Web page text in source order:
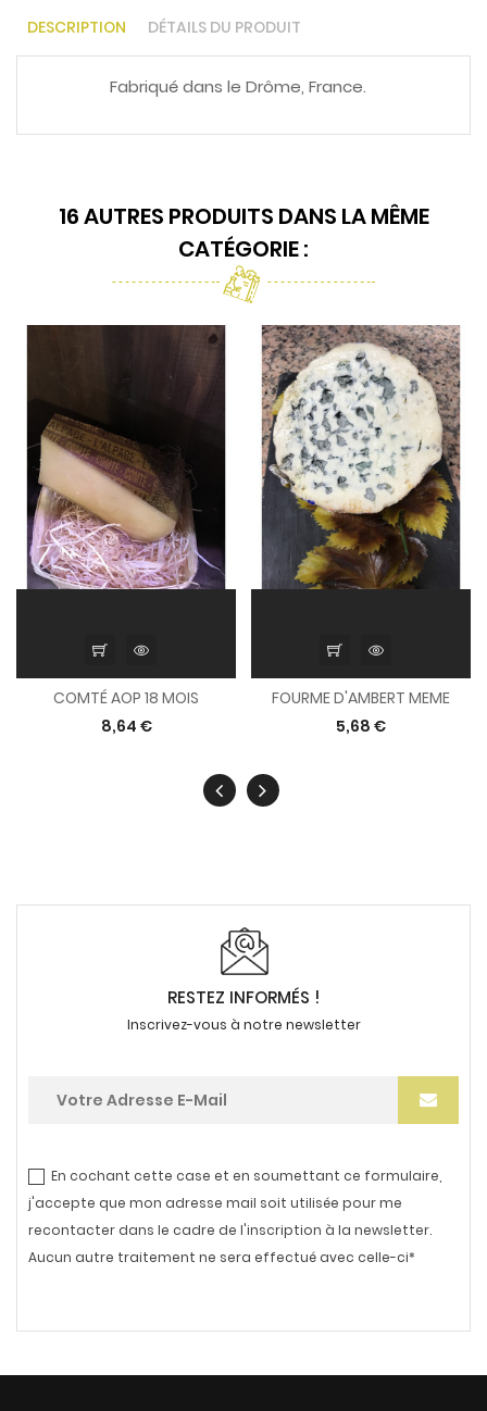
DESCRIPTION DÉTAILS DU PRODUIT
Fabriqué dans le Drôme, France.
16 AUTRES PRODUITS DANS LA MÊME
CATÉGORIE :
COMTÉ AOP 18 MOIS
8,64 €
FOURME D'AMBERT MEME
5,68 €
RESTEZ INFORMÉS !
Inscrivez-vous à notre newsletter
En cochant cette case et en soumettant ce formulaire,
j'accepte que mon adresse mail soit utilisée pour me
recontacter dans le cadre de l'inscription à la newsletter.
Aucun autre traitement ne sera effectué avec celle-ci*